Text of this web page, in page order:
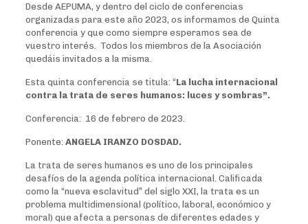
Desde AEPUMA, y dentro del ciclo de conferencias
organizadas para este año 2023, os informamos de Quinta
conferencia y que como siempre esperamos sea de
vuestro interés. Todos los miembros de la Asociación
quedáis invitados a la misma.
Esta quinta conferencia se titula: “La lucha internacional
contra la trata de seres humanos: luces y sombras”.
Conferencia: 16 de febrero de 2023.
Ponente: ANGELA IRANZO DOSDAD.
La trata de seres humanos es uno de los principales
desafíos de la agenda política internacional. Calificada
como la “nueva esclavitud” del siglo XXI, la trata es un
problema multidimensional (político, laboral, económico y
moral) que afecta a personas de diferentes edades y